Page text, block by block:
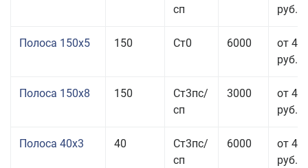
сп
руб.
Полоса 150x5 150 Ст0 6000
от 46
руб.
Полоса 150x8 150
Ст3пс/
сп
3000
от 42
руб.
Полоса 40x3 40
Ст3пс/
сп
6000
от 46
руб.